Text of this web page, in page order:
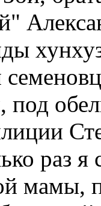
раз
мамы,